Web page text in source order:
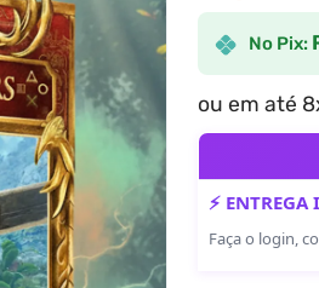
No Pix:
ou em até
⚡
Faça o login,